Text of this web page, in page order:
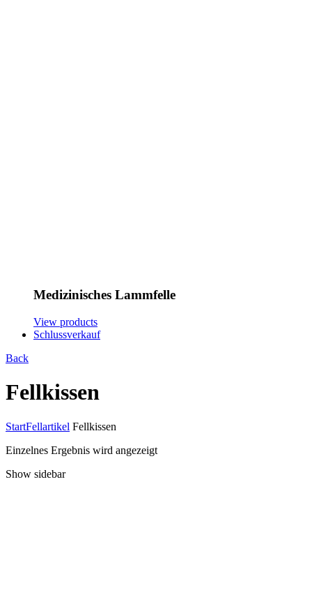
Medizinisches Lammfelle
View products
Schlussverkauf
Back
Fellkissen
StartFellartikel Fellkissen
Einzelnes Ergebnis wird angezeigt
Show sidebar